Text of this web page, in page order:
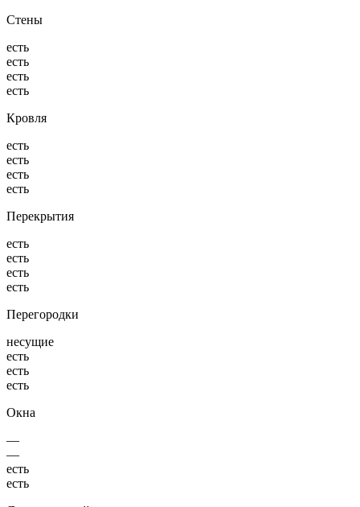
Стены
есть
есть
есть
есть
Кровля
есть
есть
есть
есть
Перекрытия
есть
есть
есть
есть
Перегородки
несущие
есть
есть
есть
Окна
—
—
есть
есть